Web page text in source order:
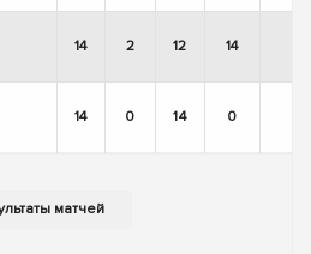
14 2 12 14
14 0 14 0